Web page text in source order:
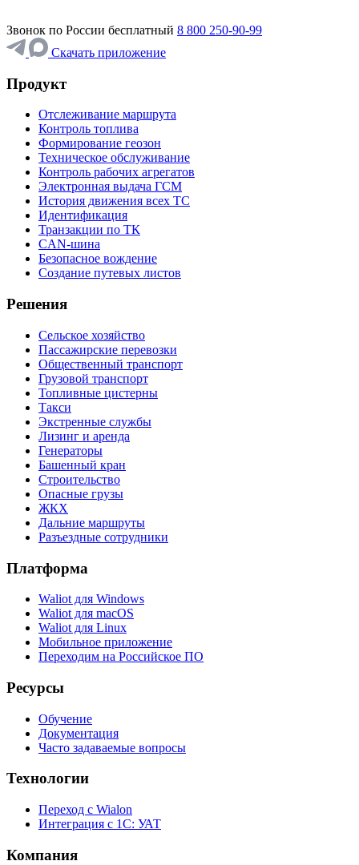
Звонок по России бесплатный 8 800 250-90-99
Скачать приложение
Продукт
Отслеживание маршрута
Контроль топлива
Формирование геозон
Техническое обслуживание
Контроль рабочих агрегатов
Электронная выдача ГСМ
История движения всех ТС
Идентификация
Транзакции по ТК
CAN-шина
Безопасное вождение
Создание путевых листов
Решения
Сельское хозяйство
Пассажирские перевозки
Общественный транспорт
Грузовой транспорт
Топливные цистерны
Такси
Экстренные службы
Лизинг и аренда
Генераторы
Башенный кран
Строительство
Опасные грузы
ЖКХ
Дальние маршруты
Разъездные сотрудники
Платформа
Waliot для Windows
Waliot для macOS
Waliot для Linux
Мобильное приложение
Переходим на Российское ПО
Ресурсы
Обучение
Документация
Часто задаваемые вопросы
Технологии
Переход с Wialon
Интеграция с 1С: УАТ
Компания